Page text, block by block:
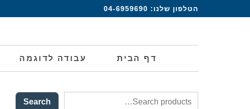
הטלפון שלנו: 04-6959690
דף הבית עבודה לדוגמה
Search